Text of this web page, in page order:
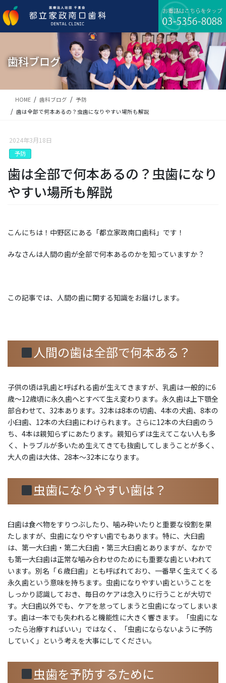
ン
テ
ビ
ゲ
移
歯科ブログ
HOME 歯科ブログ
予防
歯は全部で何本あるの？虫歯になりやすい場所も解説
2024年3月18日
予防
歯は全部で何本あるの？虫歯になり
やすい場所も解説
こんにちは！中野区にある「都立家政南口歯科」です！
みなさんは人間の歯が全部で何本あるのかを知っていますか？
この記事では、人間の歯に関する知識をお届けします。
人間の歯は全部で何本ある？
子供の頃は乳歯と呼ばれる歯が生えてきますが、乳歯は一般的に6
歳〜12歳頃に永久歯へとすべて生え変わります。永久歯は上下顎全
部合わせて、32本あります。32本は8本の切歯、4本の犬歯、8本の
小臼歯、12本の大臼歯にわけられます。さらに12本の大臼歯のう
ち、4本は親知らずにあたります。親知らずは生えてこない人も多
く、トラブルが多いため生えてきても抜歯してしまうことが多く、
大人の歯は大体、28本〜32本になります。
虫歯になりやすい歯は？
臼歯は食べ物をすりつぶしたり、噛み砕いたりと重要な役割を果
たしますが、虫歯になりやすい歯でもあります。特に、大臼歯
は、第一大臼歯・第二大臼歯・第三大臼歯とありますが、なかで
も第一大臼歯は正常な噛み合わせのためにも重要な歯といわれて
います。別名「６歳臼歯」とも呼ばれており、一番早く生えてくる
永久歯という意味を持ちます。虫歯になりやすい歯ということを
しっかり認識しておき、毎日のケアは念入りに行うことが大切で
す。大臼歯以外でも、ケアを怠ってしまうと虫歯になってしまいま
す。歯は一本でも失われると機能性に大きく響きます。「虫歯にな
ったら治療すればいい」ではなく、「虫歯にならないように予防
していく」という考えを大事にしてください。
虫歯を予防するために